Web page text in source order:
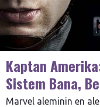
Kaptan
Sistem Bana,
Marvel aleminin en